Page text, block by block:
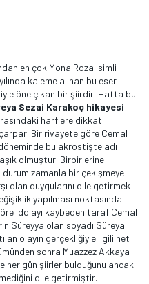
en çok Mona Roza isimli
kaleme alınan bu eser
öne çıkan bir şiirdir. Hatta bu
Sezai Karakoç hikayesi
harflere dikkat
Bir rivayete göre Cemal
bu akrostişte adı
olmuştur. Birbirlerine
durum zamanla bir çekişmeye
olan duygularını dile getirmek
yapılması noktasında
iddiayı kaybeden taraf Cemal
Süreyya olan soyadı Süreya
olayın gerçekliğiyle ilgili net
sonra Muazzez Akkaya
her gün şiirler bulduğunu ancak
dile getirmiştir.